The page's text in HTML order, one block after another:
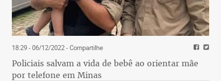
18:29 - 06/12/2022- Compartilhe
Policiais salvam a vida de bebê ao orientar mãe
por telefone em Minas